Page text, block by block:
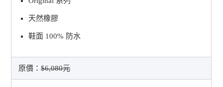
天然橡膠
鞋面 100% 防水
原價：$6,080元